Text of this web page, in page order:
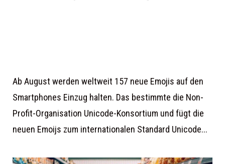
Ab August werden weltweit 157 neue Emojis auf den
Smartphones Einzug halten. Das bestimmte die Non-
Profit-Organisation Unicode-Konsortium und fügt die
neuen Emoijs zum internationalen Standard Unicode...